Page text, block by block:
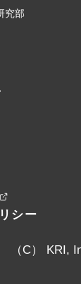
究部
シー
（C） KRI,